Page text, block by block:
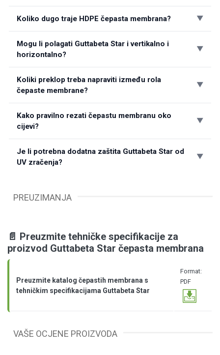
Koliko dugo traje HDPE čepasta membrana?
Mogu li polagati Guttabeta Star i vertikalno i
horizontalno?
Koliki preklop treba napraviti između rola
čepaste membrane?
Kako pravilno rezati čepastu membranu oko
cijevi?
Je li potrebna dodatna zaštita Guttabeta Star od
UV zračenja?
PREUZIMANJA
📄 Preuzmite tehničke specifikacije za
proizvod Guttabeta Star čepasta membrana
Preuzmite katalog čepastih membrana s
tehničkim specifikacijama Guttabeta Star
Format:
PDF
VAŠE OCJENE PROIZVODA